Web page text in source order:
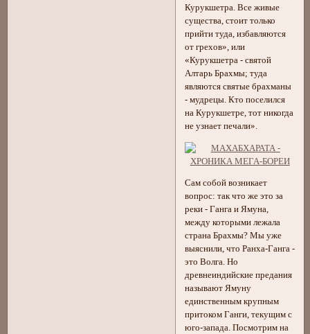
Курукшетра. Все живые
существа, стоит только
прийти туда, избавляются
от грехов», или
«Курукшетра - святой
Алтарь Брахмы; туда
являются святые брахманы
- мудрецы. Кто поселился
на Курукшетре, тот никогда
не узнает печали».
Сам собой возникает
вопрос: так что же это за
реки - Ганга и Ямуна,
между которыми лежала
страна Брахмы? Мы уже
выяснили, что Ранха-Ганга -
это Волга. Но
древнеиндийские предания
называют Ямуну
единственным крупным
притоком Ганги, текущим с
юго-запада. Посмотрим на